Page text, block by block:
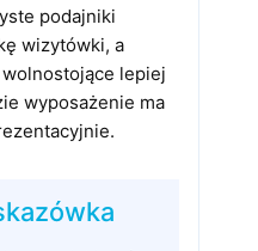
podajniki
wizytówki, a
lepiej
wyposażenie ma